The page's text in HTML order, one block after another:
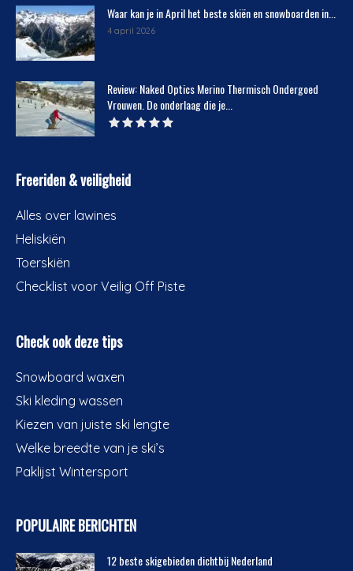
Waar kan je in April het beste skiën en snowboarden in...
4 april 2026
Review: Naked Optics Merino Thermisch Ondergoed
Vrouwen. De onderlaag die je...
Freeriden & veiligheid
Alles over lawines
Heliskiën
Toerskiën
Checklist voor Veilig Off Piste
Check ook deze tips
Snowboard waxen
Ski kleding wassen
Kiezen van juiste ski lengte
Welke breedte van je ski’s
Paklijst Wintersport
POPULAIRE BERICHTEN
12 beste skigebieden dichtbij Nederland